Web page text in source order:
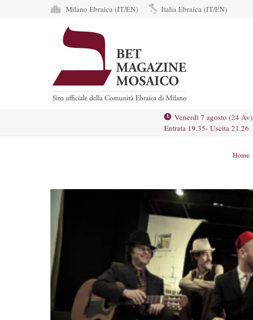
Milano Ebraica (IT/EN) Italia Ebraica (IT/EN)
Venerdì 7 agosto (24 Av)
Entrata 19.35- Uscita 21.26
Home